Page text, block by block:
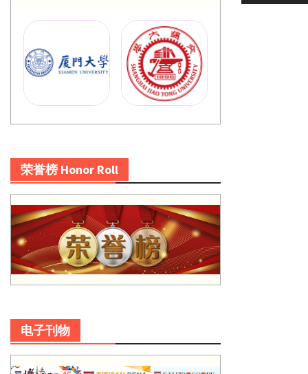
荣誉榜 Honor Roll
电子刊物